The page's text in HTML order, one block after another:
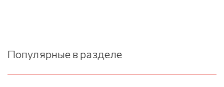
Популярные в разделе